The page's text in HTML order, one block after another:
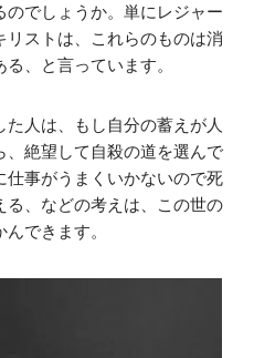
でしょうか。単にレジャー
リストは、これらのものは消
、と言っています。
人は、もし自分の蓄えが人
絶望して自殺の道を選んで
仕事がうまくいかないので死
、などの考えは、この世の
できます。